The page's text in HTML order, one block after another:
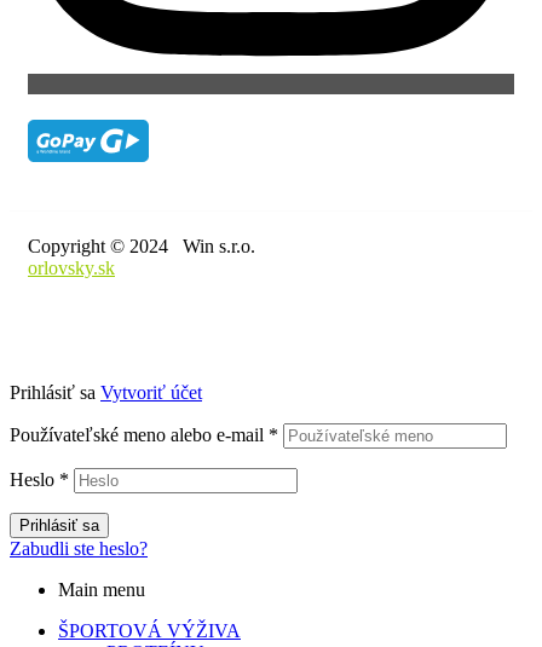
Copyright © 2024 Win s.r.o.
orlovsky.sk
Prihlásiť sa Vytvoriť účet
Používateľské meno alebo e-mail *
Heslo *
Prihlásiť sa
Zabudli ste heslo?
Main menu
ŠPORTOVÁ VÝŽIVA